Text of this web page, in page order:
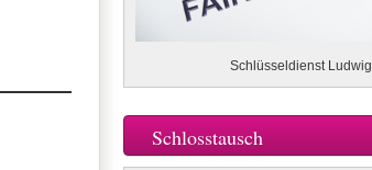
Schlüsseldienst Ludwig
Schlosstausch